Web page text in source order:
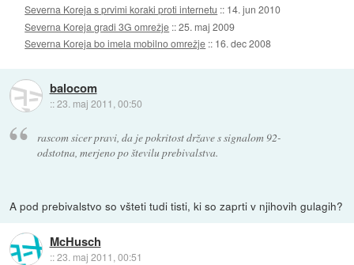
Severna Koreja s prvimi koraki proti internetu :: 14. jun 2010
Severna Koreja gradi 3G omrežje ::25. maj 2009
Severna Koreja bo imela mobilno omrežje :: 16. dec 2008
balocom
::23. maj 2011, 00:50
rascom sicer pravi, da je pokritost države s signalom 92-
odstotna, merjeno po številu prebivalstva.
A pod prebivalstvo so všteti tudi tisti, ki so zaprti v njihovih gulagih?
McHusch
::23. maj 2011, 00:51